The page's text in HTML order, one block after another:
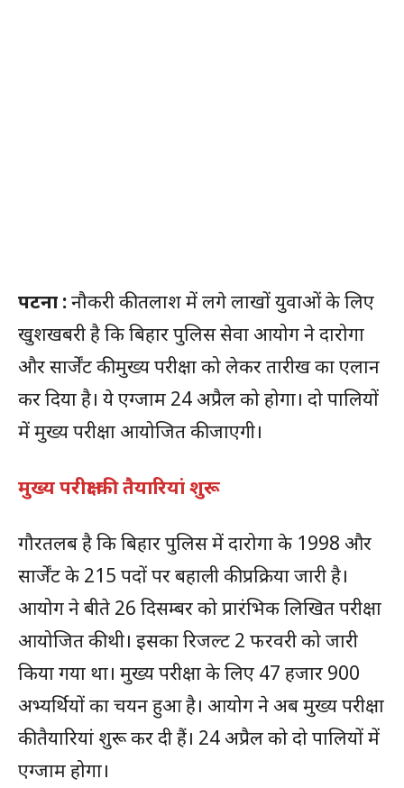
पटना :नौकरी की तलाश में लगे लाखों युवाओं के लिए
खुशखबरी है कि बिहार पुलिस सेवा आयोग ने दारोगा
और सार्जेंट की मुख्य परीक्षा को लेकर तारीख का एलान
कर दिया है। ये एग्जाम 24 अप्रैल को होगा। दो पालियों
में मुख्य परीक्षा आयोजित की जाएगी।
मुख्य परीक्षा की तैयारियां शुरू
गौरतलब है कि बिहार पुलिस में दारोगा के 1998 और
सार्जेंट के 215 पदों पर बहाली की प्रक्रिया जारी है।
आयोग ने बीते 26 दिसम्बर को प्रारंभिक लिखित परीक्षा
आयोजित की थी। इसका रिजल्ट 2 फरवरी को जारी
किया गया था। मुख्य परीक्षा के लिए 47 हजार 900
अभ्यर्थियों का चयन हुआ है। आयोग ने अब मुख्य परीक्षा
की तैयारियां शुरू कर दी हैं। 24 अप्रैल को दो पालियों में
एग्जाम होगा।